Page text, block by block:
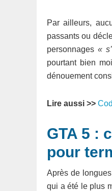
Par ailleurs,
passants ou
personnages «
pourtant bien
dénouement
Lire aussi >>
GTA 5 :
pour
Après de
qui a été le plus